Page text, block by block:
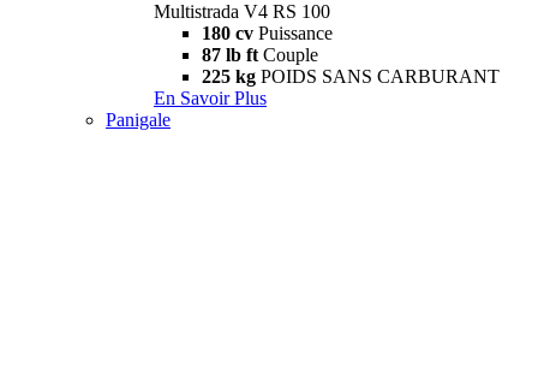
Multistrada V4 RS 100
180 cv Puissance
87 lb ft Couple
225 kg POIDS SANS CARBURANT
En Savoir Plus
Panigale